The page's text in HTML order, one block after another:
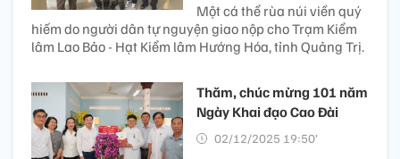
Một cá thể rùa núi viền quý
hiếm do người dân tự nguyện giao nộp cho Trạm Kiểm
lâm Lao Bảo - Hạt Kiểm lâm Hướng Hóa, tỉnh Quảng Trị.
Thăm, chúc mừng 101 năm
Ngày Khai đạo Cao Đài
02/12/2025 19:50’